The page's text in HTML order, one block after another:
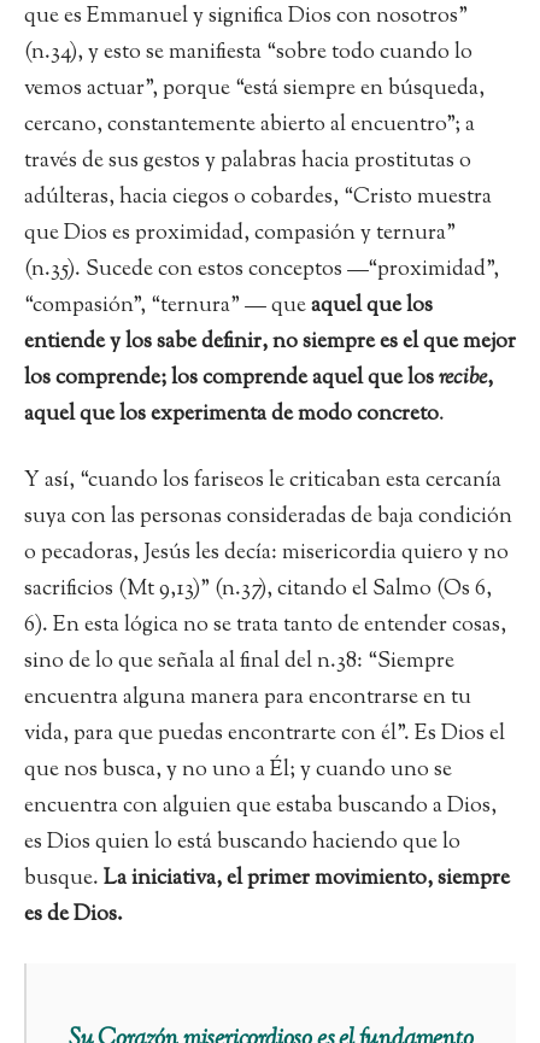
que es Emmanuel y significa Dios con nosotros”
(n.34), y esto se manifiesta “sobre todo cuando lo
vemos actuar”, porque “está siempre en búsqueda,
cercano, constantemente abierto al encuentro”; a
través de sus gestos y palabras hacia prostitutas o
adúlteras, hacia ciegos o cobardes, “Cristo muestra
que Dios es proximidad, compasión y ternura”
(n.35). Sucede con estos conceptos —“proximidad”,
“compasión”, “ternura” — queaquel que los
entiende y los sabe definir, no siempre es el que mejor
los comprende; los comprende aquel que losrecibe,
aquel que los experimenta de modo concreto.
Y así, “cuando los fariseos le criticaban esta cercanía
suya con las personas consideradas de baja condición
o pecadoras, Jesús les decía: misericordia quiero y no
sacrificios (Mt 9,13)” (n.37), citando el Salmo (Os 6,
6). En esta lógica no se trata tanto de entender cosas,
sino de lo que señala al final del n.38: “Siempre
encuentra alguna manera para encontrarse en tu
vida, para que puedas encontrarte con él”. Es Dios el
que nos busca, y no uno a Él; y cuando uno se
encuentra con alguien que estaba buscando a Dios,
es Dios quien lo está buscando haciendo que lo
busque.La iniciativa, el primer movimiento, siempre
es de Dios.